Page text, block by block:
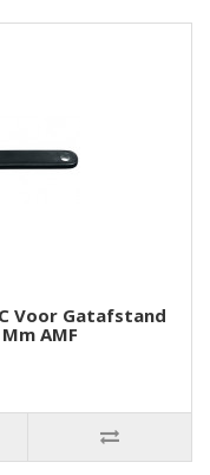
Voor Gatafstand
AMF